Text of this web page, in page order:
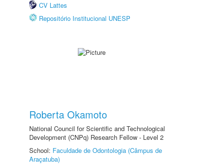
CV Lattes
Repositório Institucional UNESP
Roberta Okamoto
National Council for Scientific and Technological
Development (CNPq) Research Fellow - Level 2
School: Faculdade de Odontologia (Câmpus de
Araçatuba)